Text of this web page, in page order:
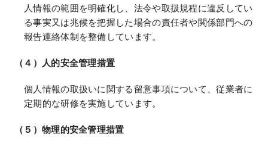
人情報の範囲を明確化し、法令や取扱規程に違反してい
る事実又は兆候を把握した場合の責任者や関係部門への
報告連絡体制を整備しています。
（４）人的安全管理措置
個人情報の取扱いに関する留意事項について、従業者に
定期的な研修を実施しています。
（５）物理的安全管理措置